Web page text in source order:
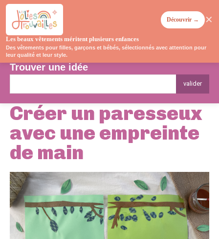
Trouver une idée
valider
Créer un paresseux
avec une empreinte
de main
Les beaux vêtements méritent plusieurs enfances
Des vêtements pour filles, garçons et bébés, sélectionnés avec attention pour
leur qualité et leur style.
Découvrir → ✕